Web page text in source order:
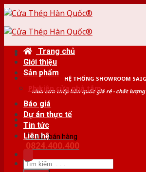
Skip
content
HỆ THỐNG SHOWROOM
Mua cửa thép hàn quốc giá rẻ - chất lượng
Tư vấn bán hàng
0824.400.400
Tìm
Trang chủ
Giới thiệu
Sản phẩm
Phụ kiện cửa nhà tắm
Báo giá
Dự án thực tế
Tin tức
Liên hệ